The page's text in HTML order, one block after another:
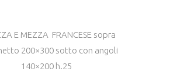
E MEZZA FRANCESE sopra
200×300 sotto con angoli
140×200 h.25